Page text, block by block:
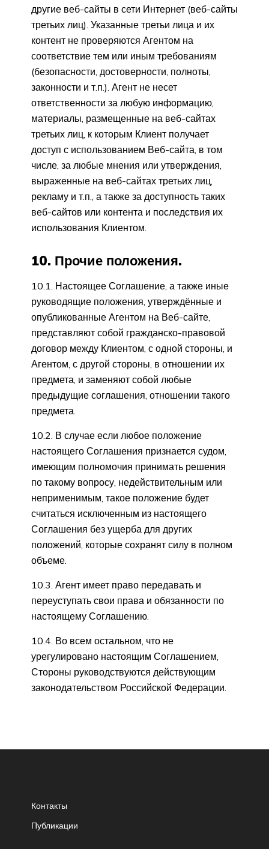
другие веб-сайты в сети Интернет (веб-сайты
третьих лиц). Указанные третьи лица и их
контент не проверяются Агентом на
соответствие тем или иным требованиям
(безопасности, достоверности, полноты,
законности и т.п.). Агент не несет
ответственности за любую информацию,
материалы, размещенные на веб-сайтах
третьих лиц, к которым Клиент получает
доступ с использованием Веб-сайта, в том
числе, за любые мнения или утверждения,
выраженные на веб-сайтах третьих лиц,
рекламу и т.п., а также за доступность таких
веб-сайтов или контента и последствия их
использования Клиентом.
10. Прочие положения.
10.1. Настоящее Соглашение, а также иные
руководящие положения, утверждённые и
опубликованные Агентом на Веб-сайте,
представляют собой гражданско-правовой
договор между Клиентом, с одной стороны, и
Агентом, с другой стороны, в отношении их
предмета, и заменяют собой любые
предыдущие соглашения, отношении такого
предмета.
10.2. В случае если любое положение
настоящего Соглашения признается судом,
имеющим полномочия принимать решения
по такому вопросу, недействительным или
неприменимым, такое положение будет
считаться исключенным из настоящего
Соглашения без ущерба для других
положений, которые сохранят силу в полном
объеме.
10.3. Агент имеет право передавать и
переуступать свои права и обязанности по
настоящему Соглашению.
10.4. Во всем остальном, что не
урегулировано настоящим Соглашением,
Стороны руководствуются действующим
законодательством Российской Федерации.
Контакты
Публикации